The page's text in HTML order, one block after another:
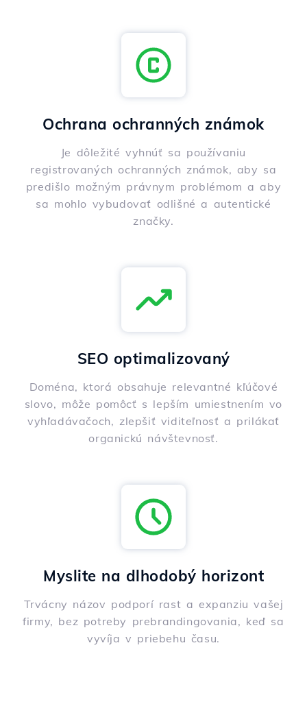
Ochrana ochranných známok
Je dôležité vyhnúť sa používaniu
registrovaných ochranných známok, aby sa
predišlo možným právnym problémom a aby
sa mohlo vybudovať odlišné a autentické
značky.
SEO optimalizovaný
Doména, ktorá obsahuje relevantné kľúčové
slovo, môže pomôcť s lepším umiestnením vo
vyhľadávačoch, zlepšiť viditeľnosť a prilákať
organickú návštevnosť.
Myslite na dlhodobý horizont
Trvácny názov podporí rast a expanziu vašej
firmy, bez potreby prebrandingovania, keď sa
vyvíja v priebehu času.